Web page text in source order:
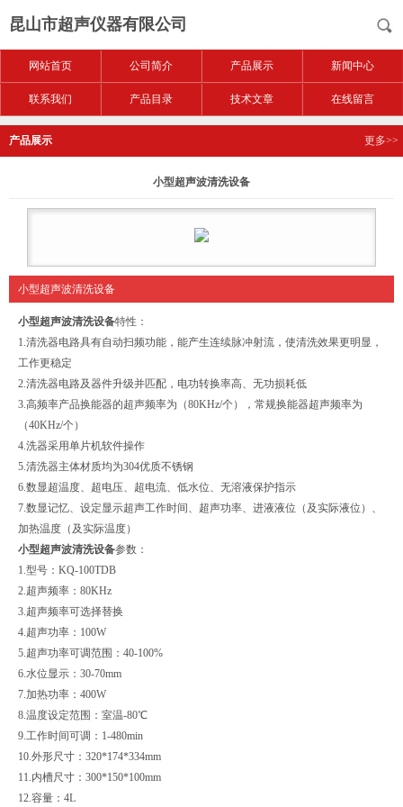
昆山市超声仪器有限公司
网站首页 公司简介 产品展示 新闻中心
联系我们 产品目录 技术文章 在线留言
产品展示 更多>>
小型超声波清洗设备
小型超声波清洗设备
小型超声波清洗设备特性：
1.清洗器电路具有自动扫频功能，能产生连续脉冲射流，使清洗效果更明显，
工作更稳定
2.清洗器电路及器件升级并匹配，电功转换率高、无功损耗低
3.高频率产品换能器的超声频率为（80KHz/个），常规换能器超声频率为
（40KHz/个）
4.洗器采用单片机软件操作
5.清洗器主体材质均为304优质不锈钢
6.数显超温度、超电压、超电流、低水位、无溶液保护指示
7.数显记忆、设定显示超声工作时间、超声功率、进液液位（及实际液位）、
加热温度（及实际温度）
小型超声波清洗设备参数：
1.型号：KQ-100TDB
2.超声频率：80KHz
3.超声频率可选择替换
4.超声功率：100W
5.超声功率可调范围：40-100%
6.水位显示：30-70mm
7.加热功率：400W
8.温度设定范围：室温-80℃
9.工作时间可调：1-480min
10.外形尺寸：320*174*334mm
11.内槽尺寸：300*150*100mm
12.容量：4L